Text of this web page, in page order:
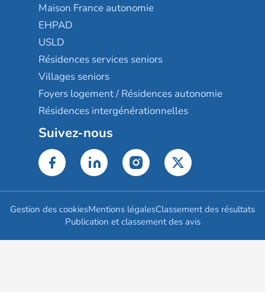
Maison France autonomie
EHPAD
USLD
Résidences services seniors
Villages seniors
Foyers logement / Résidences autonomie
Résidences intergénérationnelles
Suivez-nous
Gestion des cookiesMentions légalesClassement des résultats
Publication et classement des avis